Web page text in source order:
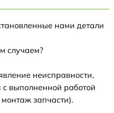
нами детали
случаем?
неисправности,
выполненной работой
запчасти).